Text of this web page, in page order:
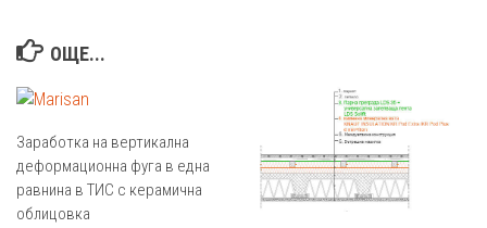
ОЩЕ...
Заработка на вертикална
деформационна фуга в една
равнина в ТИС с керамична
облицовка